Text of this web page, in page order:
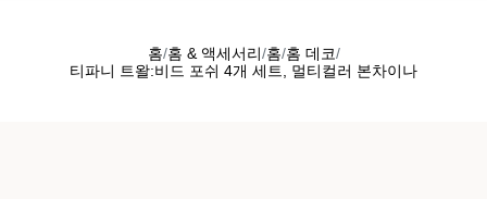
홈 홈 & 액세서리 홈 홈 데코
티파니 트왈:비드 포쉬 4개 세트, 멀티컬러 본차이나